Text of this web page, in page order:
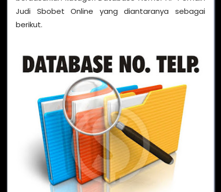
Judi Sbobet Online yang diantaranya sebagai
berikut.